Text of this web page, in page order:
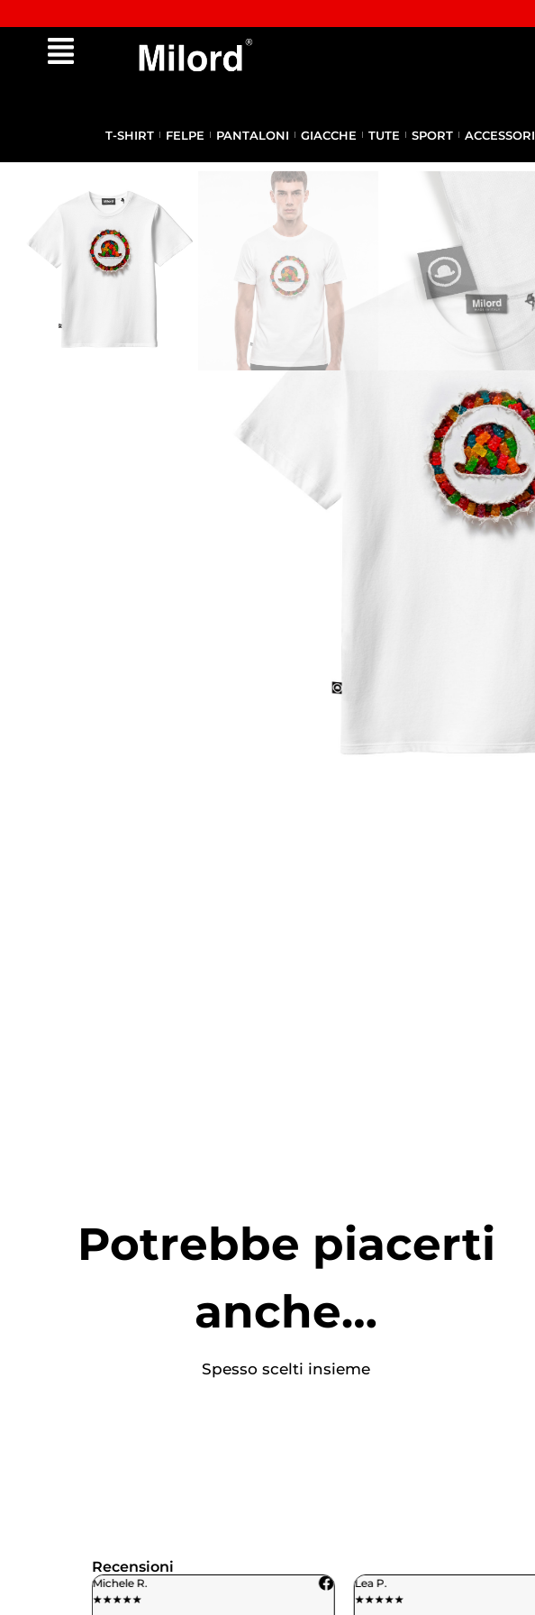
T-SHIRT FELPE PANTALONI GIACCHE TUTE SPORT ACCESSORI
Potrebbe piacerti
anche…
Spesso scelti insieme
Recensioni
Michele R.
★★★★★
Lea P.
★★★★★